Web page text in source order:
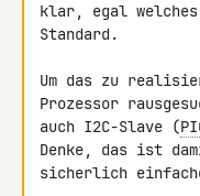
klar, egal
Standard.
Um das zu
Prozessor
auch I2C-Slave (
Denke, das ist
sicherlich